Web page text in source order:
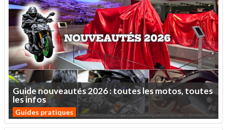
Guidenouveautés2026:touteslesmotos,toutes
lesinfos
Guides pratiques